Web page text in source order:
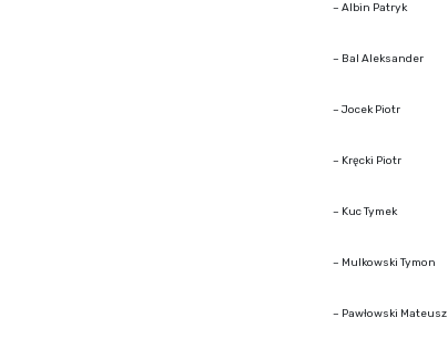
– Albin Patryk
– Bal Aleksander
– Jocek Piotr
– Kręcki Piotr
– Kuc Tymek
– Mulkowski Tymon
– Pawłowski Mateusz